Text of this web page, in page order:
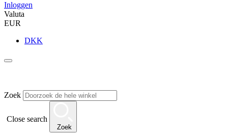
Inloggen
Valuta
EUR
DKK
Zoek
Close search
Zoek